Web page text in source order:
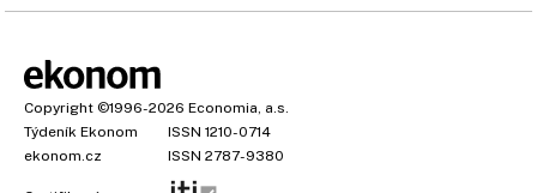
Copyright ©1996-2026 Economia, a.s.
Týdeník Ekonom
ISSN 1210-0714
ekonom.cz
ISSN 2787-9380